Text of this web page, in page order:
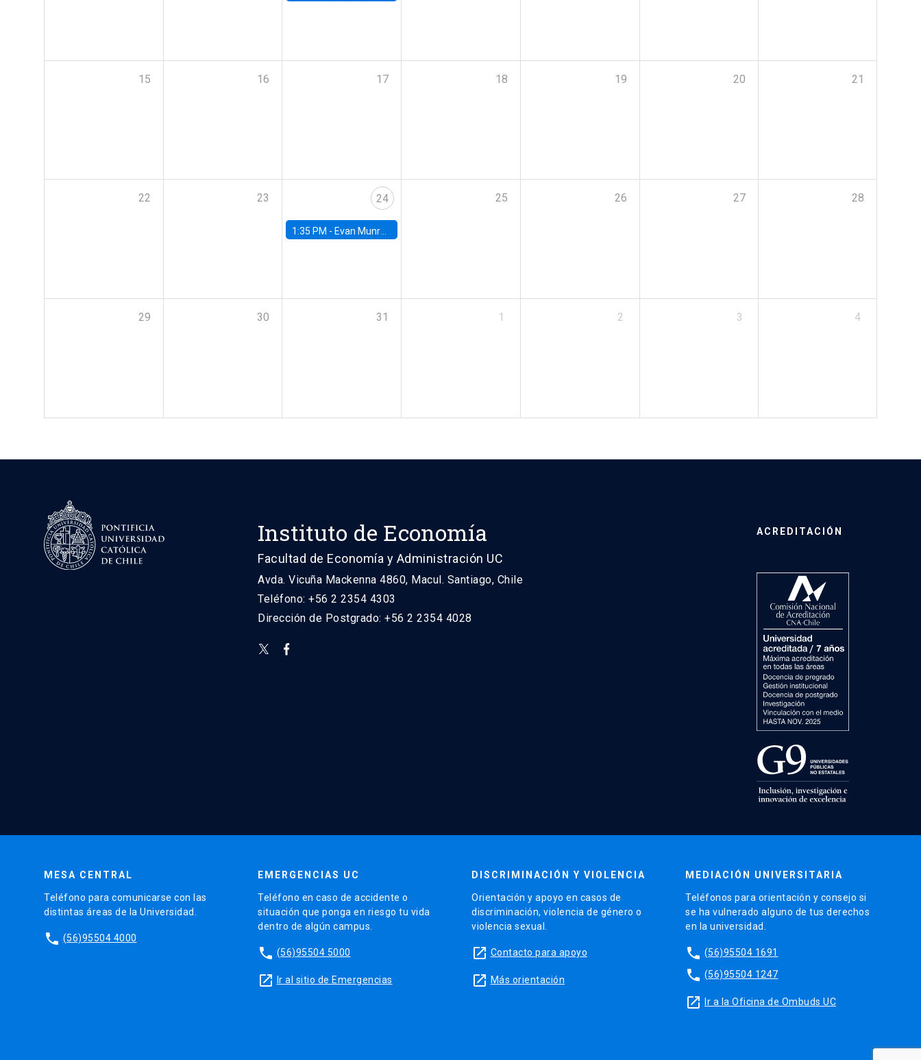
15 16 17 18 19 20 21
22 23 24
1:35 PM - Evan Munro, Neyman Visiting Assistant Professor in the Department of Statistics at UC Berkeley
25 26 27 28
29 30 31 1 2 3 4
Instituto de Economía
Facultad de Economía y Administración UC
Avda. Vicuña Mackenna 4860, Macul. Santiago, Chile
Teléfono: +56 2 2354 4303
Dirección de Postgrado: +56 2 2354 4028
ACREDITACIÓN
MESA CENTRAL
Teléfono para comunicarse con las
distintas áreas de la Universidad.
phone (56)95504 4000
EMERGENCIAS UC
Teléfono en caso de accidente o
situación que ponga en riesgo tu vida
dentro de algún campus.
phone (56)95504 5000
launch Ir al sitio de Emergencias
DISCRIMINACIÓN Y VIOLENCIA
Orientación y apoyo en casos de
discriminación, violencia de género o
violencia sexual.
launch Contacto para apoyo
launch Más orientación
MEDIACIÓN UNIVERSITARIA
Teléfonos para orientación y consejo si
se ha vulnerado alguno de tus derechos
en la universidad.
phone (56)95504 1691
phone (56)95504 1247
launch Ir a la Oficina de Ombuds UC